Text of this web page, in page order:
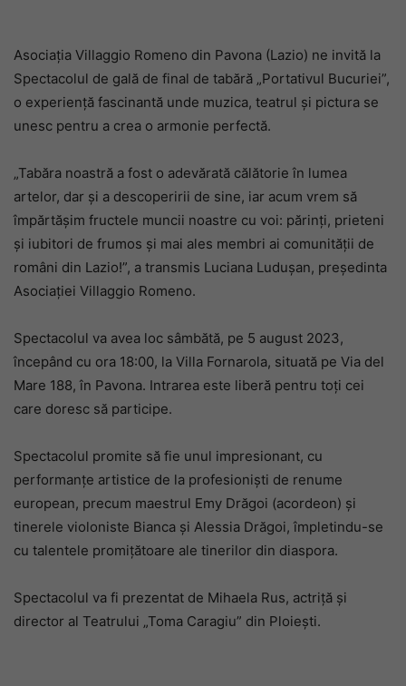
Asociația Villaggio Romeno din Pavona (Lazio) ne invită la
Spectacolul de gală de final de tabără „Portativul Bucuriei”,
o experiență fascinantă unde muzica, teatrul și pictura se
unesc pentru a crea o armonie perfectă.
„Tabăra noastră a fost o adevărată călătorie în lumea
artelor, dar și a descoperirii de sine, iar acum vrem să
împărtășim fructele muncii noastre cu voi: părinți, prieteni
și iubitori de frumos și mai ales membri ai comunității de
români din Lazio!”, a transmis Luciana Ludușan, președinta
Asociației Villaggio Romeno.
Spectacolul va avea loc sâmbătă, pe 5 august 2023,
începând cu ora 18:00, la Villa Fornarola, situată pe Via del
Mare 188, în Pavona. Intrarea este liberă pentru toți cei
care doresc să participe.
Spectacolul promite să fie unul impresionant, cu
performanțe artistice de la profesioniști de renume
european, precum maestrul Emy Drăgoi (acordeon) și
tinerele violoniste Bianca și Alessia Drăgoi, împletindu-se
cu talentele promițătoare ale tinerilor din diaspora.
Spectacolul va fi prezentat de Mihaela Rus, actriță și
director al Teatrului „Toma Caragiu” din Ploiești.